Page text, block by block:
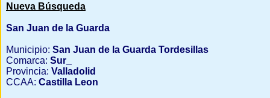
Nueva Búsqueda
San Juan de la Guarda
Municipio: San Juan de la Guarda Tordesillas
Comarca: Sur_
Provincia: Valladolid
CCAA: Castilla Leon